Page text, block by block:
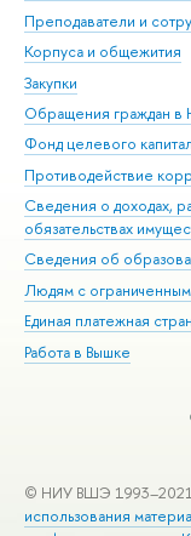
Преподаватели и
Корпуса и общежития
Закупки
Обращения граждан
Фонд целевого
Противодействие
Сведения о доходах,
обязательствах
Сведения об
Людям с
Единая платежная
Работа в Вышке
© НИУ ВШЭ
использования